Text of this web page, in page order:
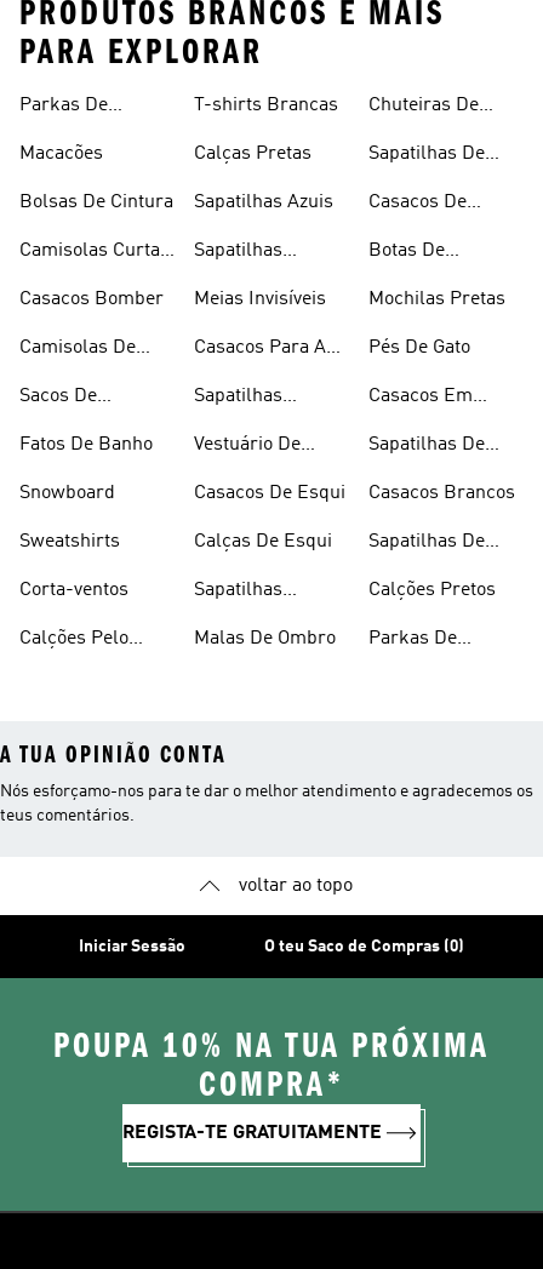
PRODUTOS BRANCOS E MAIS
PARA EXPLORAR
Parkas De
Macacões
Bolsas De Cintura
Camisolas Curtas
Casacos Bomber
Camisolas De
Sacos De
Fatos De Banho
Snowboard
Sweatshirts
Corta-ventos
Calções Pelo
T-shirts Brancas
Calças Pretas
Sapatilhas Azuis
Sapatilhas
Meias Invisíveis
Casacos Para A
Sapatilhas
Vestuário De
Casacos De Esqui
Calças De Esqui
Sapatilhas
Malas De Ombro
Chuteiras De
Sapatilhas De
Casacos De
Botas De
Mochilas Pretas
Pés De Gato
Casacos Em
Sapatilhas De
Casacos Brancos
Sapatilhas De
Calções Pretos
Parkas De
A TUA OPINIÃO CONTA
Nós esforçamo-nos para te dar o melhor atendimento e agradecemos os
teus comentários.
voltar ao topo
Iniciar Sessão O teu Saco de Compras (0)
POUPA 10% NA TUA PRÓXIMA
COMPRA*
REGISTA-TE GRATUITAMENTE